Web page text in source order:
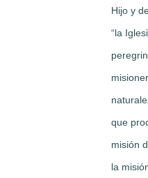
Hijo y
“la
que
misión
la